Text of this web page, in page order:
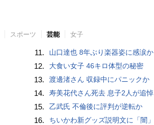
スポーツ 芸能 女子
11. 山口達也 8年ぶり楽器姿に感涙か
12. 大食い女子 46キロ体型の秘密
13. 渡邊渚さん 収録中にパニックか
14. 寿美花代さん死去 息子2人が追悼
15. 乙武氏 不倫後に評判が逆転か
16. ちいかわ新グッズ説明文に「闇」